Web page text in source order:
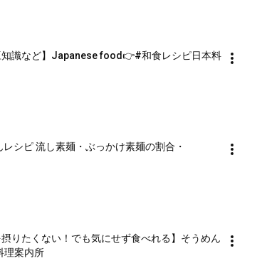
知識など】Japanese food👉#和食レシピ日本料
シピ 流し素麺・ぶっかけ素麺の割合・
りたくない！でも気にせず食べれる】そうめん
理案内所